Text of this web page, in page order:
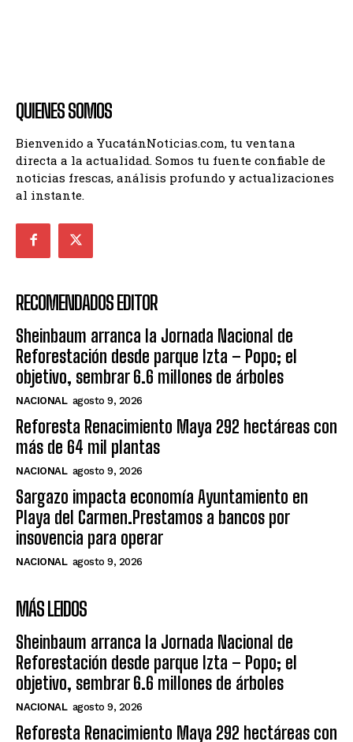
QUIENES SOMOS
Bienvenido a YucatánNoticias.com, tu ventana
directa a la actualidad. Somos tu fuente confiable de
noticias frescas, análisis profundo y actualizaciones
al instante.
RECOMENDADOS EDITOR
Sheinbaum arranca la Jornada Nacional de
Reforestación desde parque Izta – Popo; el
objetivo, sembrar 6.6 millones de árboles
NACIONAL agosto 9, 2026
Reforesta Renacimiento Maya 292 hectáreas con
más de 64 mil plantas
NACIONAL agosto 9, 2026
Sargazo impacta economía Ayuntamiento en
Playa del Carmen.Prestamos a bancos por
insovencia para operar
NACIONAL agosto 9, 2026
MÁS LEIDOS
Sheinbaum arranca la Jornada Nacional de
Reforestación desde parque Izta – Popo; el
objetivo, sembrar 6.6 millones de árboles
NACIONAL agosto 9, 2026
Reforesta Renacimiento Maya 292 hectáreas con